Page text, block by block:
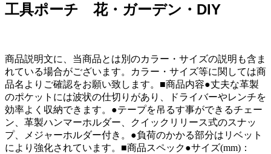
工具ポーチ 花・ガーデン・DIY
商品説明文に、当商品とは別のカラー・サイズの説明も含ま
れている場合がございます。カラー・サイズ等に関しては商
品名よりご確認をお願い致します。■商品内容●丈夫な革製
のポケットには波状の仕切りがあり、ドライバーやレンチを
効率よく収納できます。●テープを吊るす事ができるチェー
ン、革製ハンマーホルダー、クイックリリース式のスナッ
プ、メジャーホルダー付き。●負荷のかかる部分はリベット
により強化されています。■商品スペック●サイズ(mm)：